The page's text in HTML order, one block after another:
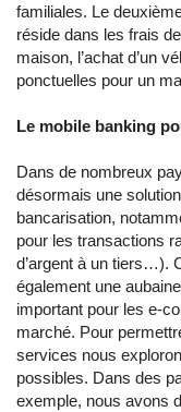
familiales. Le
réside dans les frais
maison, l’achat d’un
ponctuelles pour un
Le mobile banking
Dans de nombreux
désormais une
bancarisation,
pour les transactions
d’argent à un tiers…).
également une
important pour les e-
marché. Pour
services nous
possibles. Dans des
exemple, nous avons